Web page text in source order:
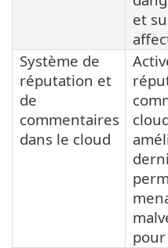
et
Système de
réputation et
de
commentaires
dans le cloud
pour